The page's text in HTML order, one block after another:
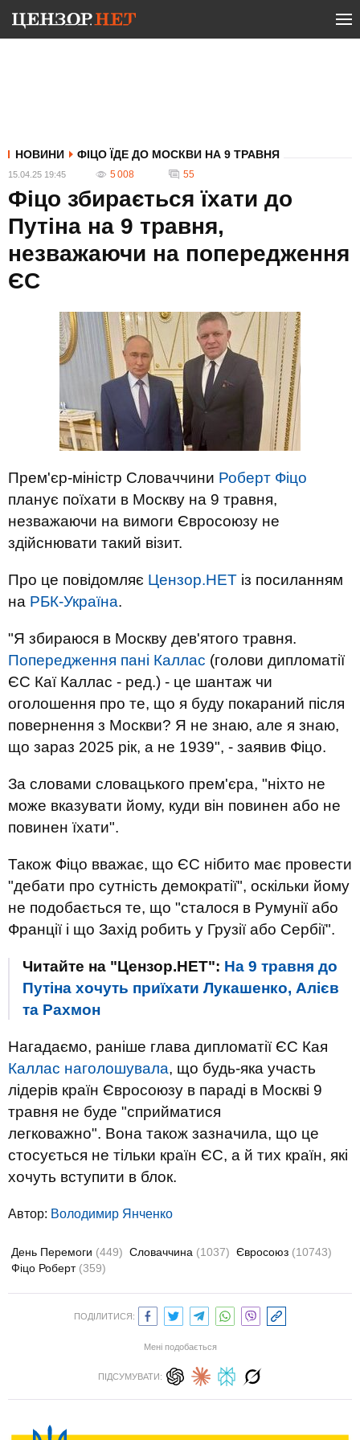
НОВИНИ ФІЦО ЇДЕ ДО МОСКВИ НА 9 ТРАВНЯ
15.04.25 19:45 5 008 55
Фіцо збирається їхати до
Путіна на 9 травня,
незважаючи на попередження
ЄС
Прем'єр-міністр Словаччини Роберт Фіцо
планує поїхати в Москву на 9 травня,
незважаючи на вимоги Євросоюзу не
здійснювати такий візит.
Про це повідомляє Цензор.НЕТ із посиланням
на РБК-Україна.
"Я збираюся в Москву дев'ятого травня.
Попередження пані Каллас (голови дипломатії
ЄС Каї Каллас - ред.) - це шантаж чи
оголошення про те, що я буду покараний після
повернення з Москви? Я не знаю, але я знаю,
що зараз 2025 рік, а не 1939", - заявив Фіцо.
За словами словацького прем'єра, "ніхто не
може вказувати йому, куди він повинен або не
повинен їхати".
Також Фіцо вважає, що ЄС нібито має провести
"дебати про сутність демократії", оскільки йому
не подобається те, що "сталося в Румунії або
Франції і що Захід робить у Грузії або Сербії".
Читайте на "Цензор.НЕТ": На 9 травня до
Путіна хочуть приїхати Лукашенко, Алієв
та Рахмон
Нагадаємо, раніше глава дипломатії ЄС Кая
Каллас наголошувала, що будь-яка участь
лідерів країн Євросоюзу в параді в Москві 9
травня не буде "сприйматися
легковажно". Вона також зазначила, що це
стосується не тільки країн ЄС, а й тих країн, які
хочуть вступити в блок.
Автор: Володимир Янченко
День Перемоги (449) Словаччина (1037) Євросоюз (10743)
Фіцо Роберт (359)
ПОДІЛИТИСЯ:
Мені подобається
ПІДСУМУВАТИ: